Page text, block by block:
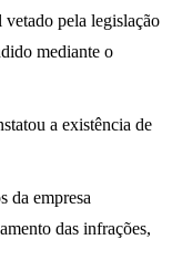
vetado pela legislação
mediante o
a existência de
da empresa
das infrações,